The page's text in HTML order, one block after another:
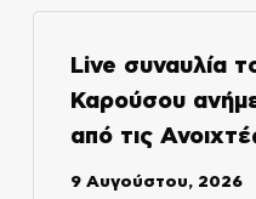
Live συναυλία
Καρούσου
από τις
9 Αυγούστου, 2026